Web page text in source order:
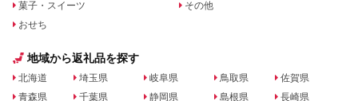
菓子・スイーツ
おせち
その他
地域から返礼品を探す
北海道
青森県
埼玉県
千葉県
岐阜県
静岡県
鳥取県
島根県
佐賀県
長崎県